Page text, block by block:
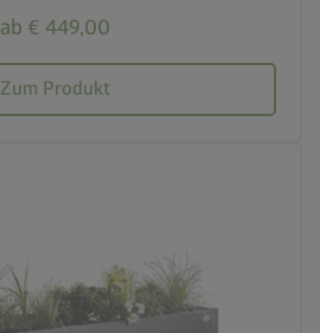
ab € 449,00
Zum Produkt